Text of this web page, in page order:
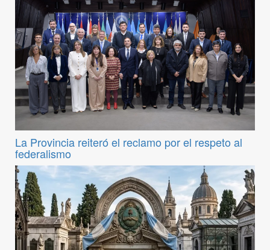
La Provincia reiteró el reclamo por el respeto al
federalismo